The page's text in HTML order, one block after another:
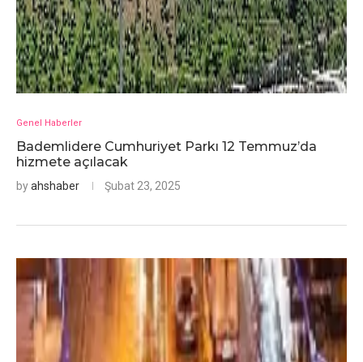
Genel Haberler
Bademlidere Cumhuriyet Parkı 12 Temmuz’da
hizmete açılacak
byahshaber Şubat 23, 2025